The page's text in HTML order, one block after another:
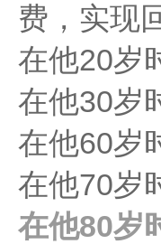
费，实现
在他20岁
在他30岁
在他60岁
在他70岁
在他80岁